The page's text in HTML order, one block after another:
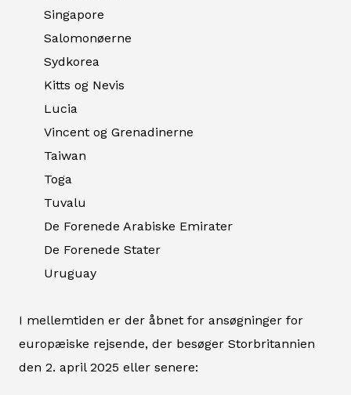
Singapore
Salomonøerne
Sydkorea
Kitts og Nevis
Lucia
Vincent og Grenadinerne
Taiwan
Toga
Tuvalu
De Forenede Arabiske Emirater
De Forenede Stater
Uruguay
I mellemtiden er der åbnet for ansøgninger for
europæiske rejsende, der besøger Storbritannien
den 2. april 2025 eller senere: